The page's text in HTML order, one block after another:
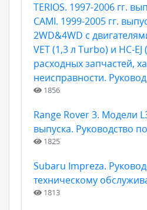
TERIOS. 1997-2006 гг.
CAMI. 1999-2005 гг.
2WD&4WD с
VET (1,3 л Turbo) и HC-EJ
расходных запчастей,
неисправности. Руковод
1856
Range Rover 3. Модели
выпуска. Руководство
1825
Subaru Impreza.
техническому
1813